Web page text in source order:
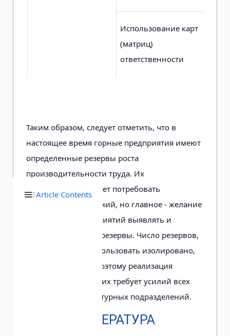
Article Contents
Использование карт
(матриц)
ответственности
Регулярное участие
менеджеров в
стратегическом
управлении
Таким образом, следует отметить, что в
настоящее время горные предприятия имеют
определенные резервы роста
производительности труда. Их
использование может потребовать
финансовых вложений, но главное - желание
руководства предприятий выявлять и
анализировать эти резервы. Число резервов,
которые можно использовать изолировано,
весьма невелико, поэтому реализация
большей части из них требует усилий всех
работников и структурных подразделений.
ЛИТЕРАТУРА